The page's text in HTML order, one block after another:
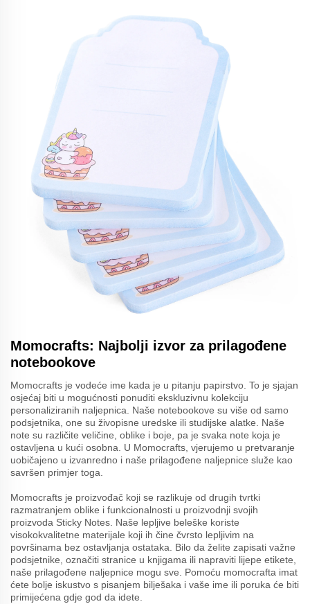
Momocrafts: Najbolji izvor za prilagođene
notebookove
Momocrafts je vodeće ime kada je u pitanju papirstvo. To je sjajan
osjećaj biti u mogućnosti ponuditi ekskluzivnu kolekciju
personaliziranih naljepnica. Naše notebookove su više od samo
podsjetnika, one su živopisne uredske ili studijske alatke. Naše
note su različite veličine, oblike i boje, pa je svaka note koja je
ostavljena u kući osobna. U Momocrafts, vjerujemo u pretvaranje
uobičajeno u izvanredno i naše prilagođene naljepnice služe kao
savršen primjer toga.
Momocrafts je proizvođač koji se razlikuje od drugih tvrtki
razmatranjem oblike i funkcionalnosti u proizvodnji svojih
proizvoda Sticky Notes. Naše lepljive beleške koriste
visokokvalitetne materijale koji ih čine čvrsto lepljivim na
površinama bez ostavljanja ostataka. Bilo da želite zapisati važne
podsjetnike, označiti stranice u knjigama ili napraviti lijepe etikete,
naše prilagođene naljepnice mogu sve. Pomoću momocrafta imat
ćete bolje iskustvo s pisanjem bilješaka i vaše ime ili poruka će biti
primijećena gdje god da idete.